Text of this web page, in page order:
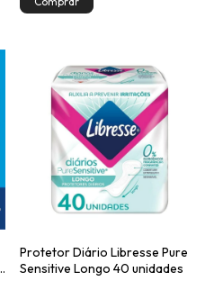
Protetor Diário Libresse Pure
Sensitive Longo 40 unidades